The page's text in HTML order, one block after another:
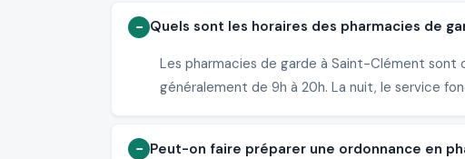
Quels sont les horaires des pharmacies de
Les pharmacies de garde à Saint-Clément
généralement de 9h à 20h. La nuit, le service
Peut-on faire préparer une ordonnance en